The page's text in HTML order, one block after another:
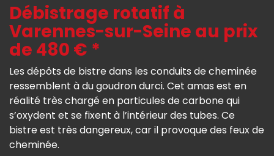
Débistrage rotatif à
Varennes-sur-Seine au prix
de 480 € *
Les dépôts de bistre dans les conduits de cheminée
ressemblent à du goudron durci. Cet amas est en
réalité très chargé en particules de carbone qui
s’oxydent et se fixent à l’intérieur des tubes. Ce
bistre est très dangereux, car il provoque des feux de
cheminée.